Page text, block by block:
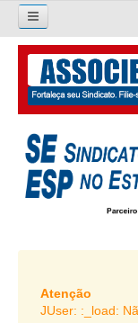
Pesquisar...
O SINDICATO
APRESENTAÇÃO
PALAVRA DO
DIRETORIA
LIVRO GESTÃO
Atenção
JUser: :_load: